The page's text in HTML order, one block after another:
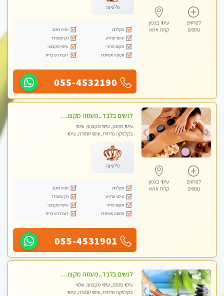
לפרטים
נוספים
עיסוי בצפון
קרית אתא
פלטינה
מקלחת
חניה חינם
עיסוי מרגיע
נקי ומסודר
מקום פרטי
עיסוי מקצועי
תמונה אמיתית
דוברת עיברית
055-4532190
לפרטים
נוספים
עיסוי בצפון
קרית אתא
לנשים בלבד..מעסה מקצועי לנשים בלבד לעיסוי מרגיע ומפנק VIP-מומלץ לחלוטין! פרטי! ​​​​​​
עיסוי מפנק, עיסוי מקצועי, עיסוי
בקלניקה פרטית, עיסוי טנטרה, עיסוי
פלטינה
מקלחת
חניה חינם
עיסוי מרגיע
נקי ומסודר
מקום פרטי
עיסוי מקצועי
תמונה אמיתית
דוברת עיברית
055-4531901
לנשים בלבד..מעסה מקצועי לנשים בלבד
עיסוי מפנק, עיסוי מקצועי, עיסוי
בקלניקה פרטית, עיסוי טנטרה, עיסוי